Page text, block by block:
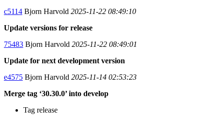
c5114 Bjorn Harvold 2025-11-22 08:49:10
Update versions for release
75483 Bjorn Harvold 2025-11-22 08:49:01
Update for next development version
e4575 Bjorn Harvold 2025-11-14 02:53:23
Merge tag ‘30.30.0’ into develop
Tag release